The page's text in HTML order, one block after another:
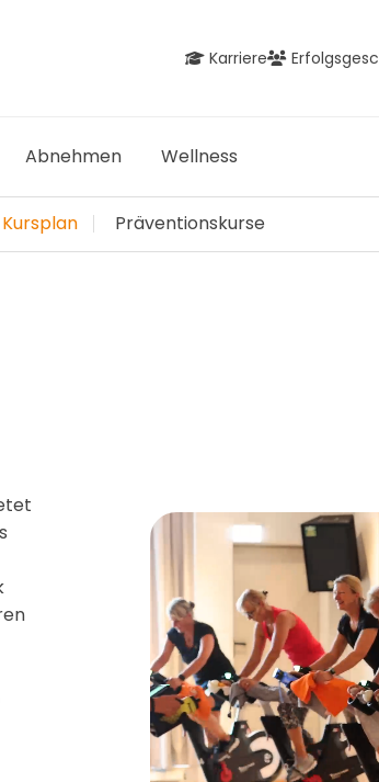
Karriere
Abnehmen Wellness
Kursplan Präventionskurse